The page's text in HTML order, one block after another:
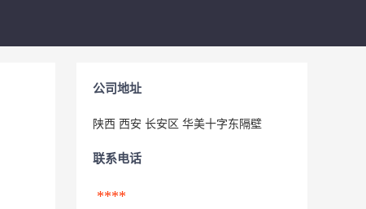
公司地址
陕西 西安 长安区 华美十字东隔壁
联系电话
****